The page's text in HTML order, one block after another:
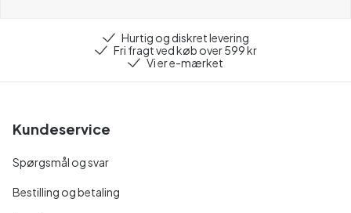
Hurtig og diskret levering
Fri fragt ved køb over 599 kr
Vi er e-mærket
Kundeservice
Spørgsmål og svar
Bestilling og betaling